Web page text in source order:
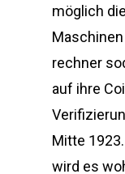
möglich
rechner
auf ihre
Mitte
wird es